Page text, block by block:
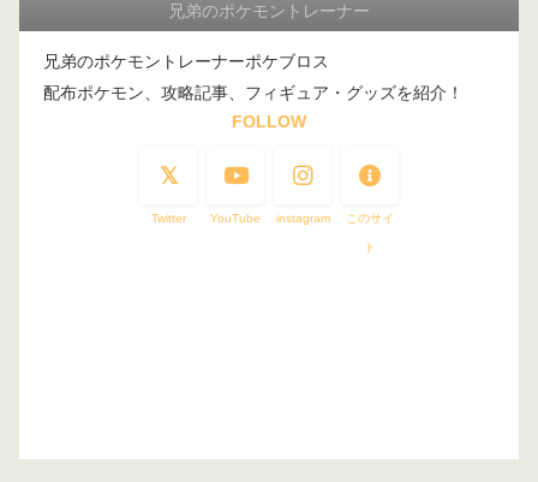
兄弟のポケモントレーナー
兄弟のポケモントレーナーポケブロス
配布ポケモン、攻略記事、フィギュア・グッズを紹介！
FOLLOW
Twitter YouTube instagram このサイ
ト